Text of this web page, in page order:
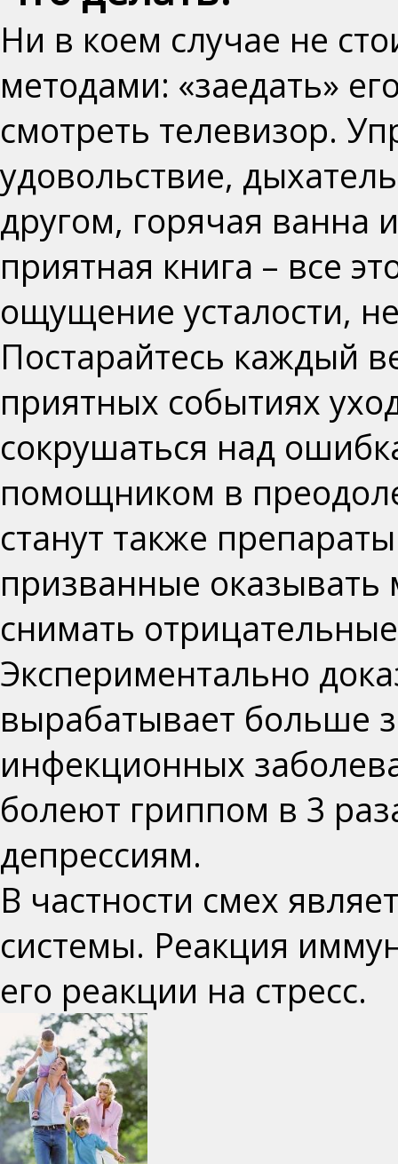
Ни в коем случае не
методами: «заедать»
смотреть телевизор.
удовольствие,
другом, горячая ванна
приятная книга – все
ощущение усталости,
Постарайтесь каждый
приятных событиях
сокрушаться над
помощником в
станут также
призванные оказывать
снимать
Экспериментально
вырабатывает больше
инфекционных
болеют гриппом в 3
депрессиям.
В частности смех
системы. Реакция
его реакции на стресс.